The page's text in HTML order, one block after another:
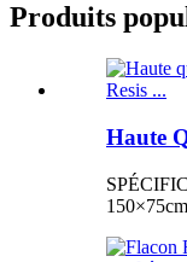
Produits
Haute